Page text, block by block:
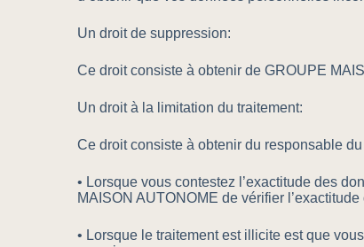
Un droit de suppression:
Ce droit consiste à obtenir de GROUPE
Un droit à la limitation du traitement:
Ce droit consiste à obtenir du responsable
• Lorsque vous contestez l’exactitude des
MAISON AUTONOME de vérifier
• Lorsque le traitement est illicite est que